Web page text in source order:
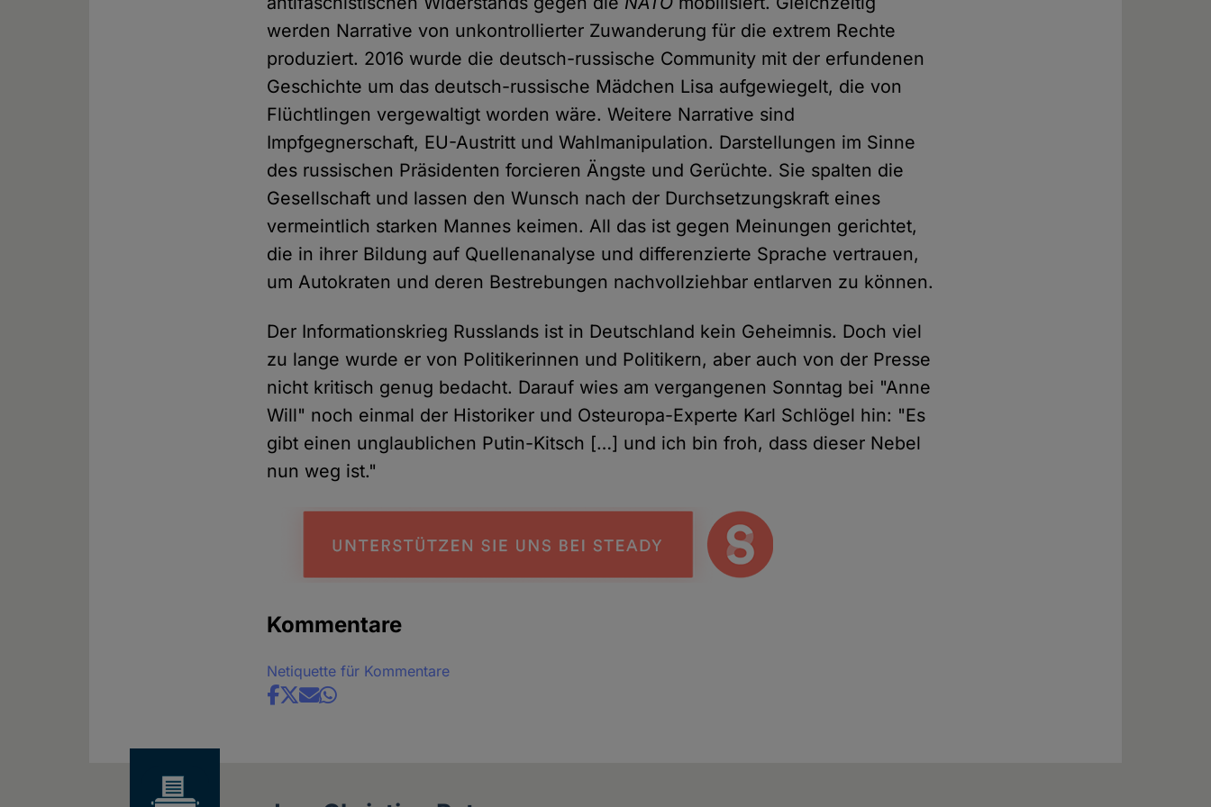
werden Narrative von unkontrollierter Zuwanderung für die extrem Rechte
produziert. 2016 wurde die deutsch-russische Community mit der erfundenen
Geschichte um das deutsch-russische Mädchen Lisa aufgewiegelt, die von
Flüchtlingen vergewaltigt worden wäre. Weitere Narrative sind
Impfgegnerschaft, EU-Austritt und Wahlmanipulation. Darstellungen im Sinne
des russischen Präsidenten forcieren Ängste und Gerüchte. Sie spalten die
Gesellschaft und lassen den Wunsch nach der Durchsetzungskraft eines
vermeintlich starken Mannes keimen. All das ist gegen Meinungen gerichtet,
die in ihrer Bildung auf Quellenanalyse und differenzierte Sprache vertrauen,
um Autokraten und deren Bestrebungen nachvollziehbar entlarven zu können.
Der Informationskrieg Russlands ist in Deutschland kein Geheimnis. Doch viel
zu lange wurde er von Politikerinnen und Politikern, aber auch von der Presse
nicht kritisch genug bedacht. Darauf wies am vergangenen Sonntag bei "Anne
Will" noch einmal der Historiker und Osteuropa-Experte Karl Schlögel hin: "Es
gibt einen unglaublichen Putin-Kitsch […] und ich bin froh, dass dieser Nebel
nun weg ist."
Kommentare
Netiquette für Kommentare
Share